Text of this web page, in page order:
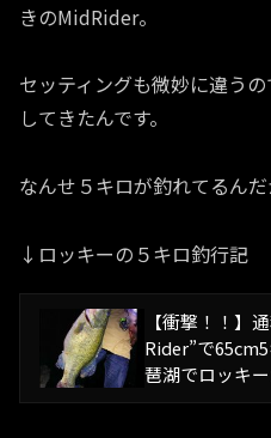
きのMidRider。
セッティングも微妙に違う
してきたんです。
なんせ５キロが釣れてるんだ
↓ロッキーの５キロ釣行記
【衝撃！！】
Rider”で
琶湖でロッキ